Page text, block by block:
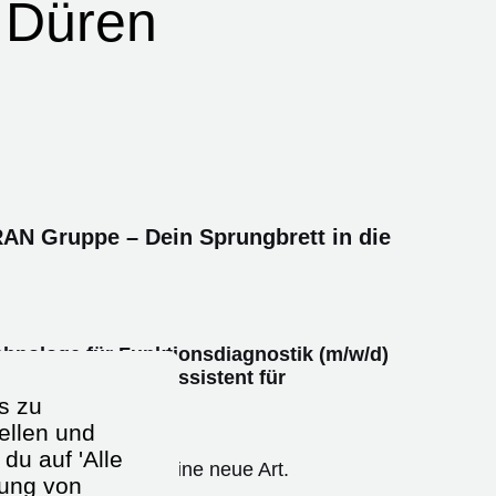
Gruppe – Dein Sprungbrett in die
für Funktionsdiagnostik (m/w/d)
technischer Assistent für
d)
Arbeitsplätze.
auf eine neue Art.
zu
und
auf 'Alle
von